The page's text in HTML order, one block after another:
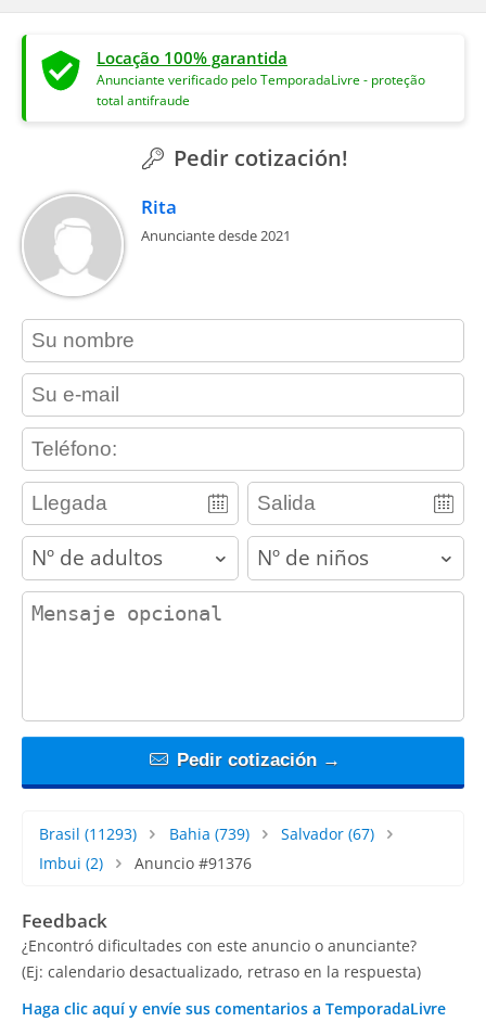
Locação 100% garantida
Anunciante verificado pelo TemporadaLivre - proteção
total antifraude
Pedir cotización!
Rita
Anunciante desde 2021
contact_name
contact_email
contact_phone
adults children
contact_message
Pedir cotización →
Brasil (11293) Bahia (739) Salvador (67)
Imbui (2) Anuncio #91376
Feedback
¿Encontró dificultades con este anuncio o anunciante?
(Ej: calendario desactualizado, retraso en la respuesta)
Haga clic aquí y envíe sus comentarios a TemporadaLivre